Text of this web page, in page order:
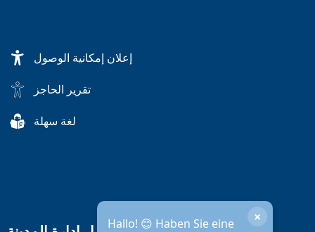
إعلان إمكانية الوصول
تقرير الحاجز
لغة سهلة
Hallo! 😊 Haben Sie eine
×